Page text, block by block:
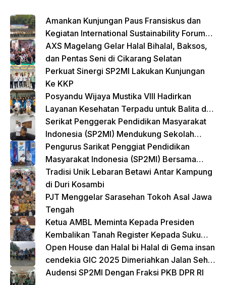
o
k
Amankan Kunjungan Paus Fransiskus dan
Kegiatan International Sustainability Forum
(ISF) 2024 TNI-Polri Gelar Apel Pasukan
Gabungan
AXS Magelang Gelar Halal Bihalal, Baksos,
dan Pentas Seni di Cikarang Selatan
Perkuat Sinergi SP2MI Lakukan Kunjungan
Ke KKP
Posyandu Wijaya Mustika VIII Hadirkan
Layanan Kesehatan Terpadu untuk Balita dan
Lansia
Serikat Penggerak Pendidikan Masyarakat
Indonesia (SP2MI) Mendukung Sekolah
Rakyat yang Digagas oleh Kemensos
Pengurus Sarikat Penggiat Pendidikan
Masyarakat Indonesia (SP2MI) Bersama
Nusadaya Akademik Kunjungi Kementerian
BP2MI
Tradisi Unik Lebaran Betawi Antar Kampung
di Duri Kosambi
PJT Menggelar Sarasehan Tokoh Asal Jawa
Tengah
Ketua AMBL Meminta Kepada Presiden
Kembalikan Tanah Register Kepada Suku
Lampung
Open House dan Halal bi Halal di Gema insan
cendekia GIC 2025 Dimeriahkan Jalan Sehat
dan Bazar Kreatif
Audensi SP2MI Dengan Fraksi PKB DPR RI